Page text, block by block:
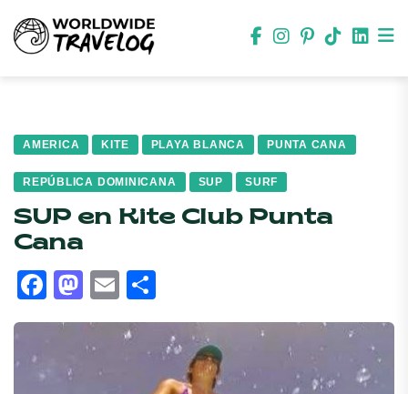
AMERICA KITE PLAYA BLANCA PUNTA CANA
REPÚBLICA DOMINICANA SUP SURF
SUP en Kite Club Punta
Cana
Facebook
Mastodon
Email